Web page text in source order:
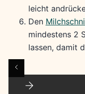
leicht
Den
mindestens 2
lassen, damit